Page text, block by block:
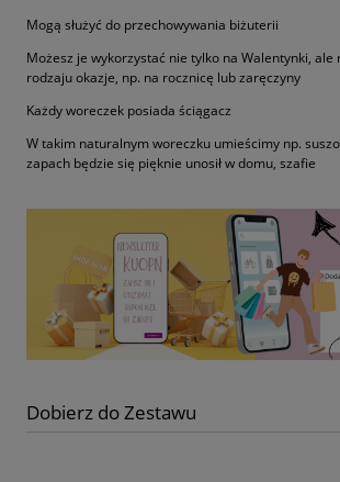
Mogą służyć do przechowywania biżuterii
Możesz je wykorzystać nie tylko na Walentynki,
rodzaju okazje, np. na rocznicę lub zaręczyny
Każdy woreczek posiada ściągacz
W takim naturalnym woreczku umieścimy np.
zapach będzie się pięknie unosił w domu, szafie
Dobierz do Zestawu